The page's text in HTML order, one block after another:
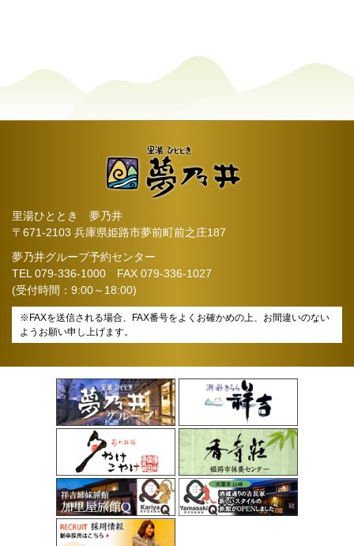
里湯ひととき 夢乃井
〒671-2103 兵庫県姫路市夢前町前之庄187
夢乃井グループ予約センター
TEL 079-336-1000 FAX 079-336-1027
(受付時間：9:00～18:00)
※FAXを送信される場合、FAX番号をよくお確かめの上、お間違いのない
ようお願い申し上げます。